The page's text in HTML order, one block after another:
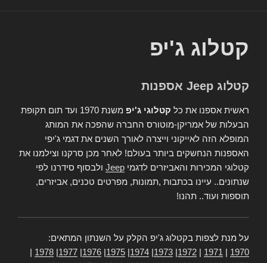
קטלוג ג'יפ
קטלוג Jeep אספנות
ראשית אספנו את כל קטלוגי ג'יפ
משנת 1970 ועד תום תקופת
הבעלות של אמריקן-מוטורס החברה שהפכה את המותג
המופלא הזה לאייקוני וייצרה לאורך השנים את דגמי ג'יפי
האספנות הנחשקים ביותר בעולם! לאחר מכן סרקנו וצילמנו את
קטלוגי המכירות והאביזרים לדגמי Jeep ולבסוף סידרנו לפי
שנתונים.. עיינו בכתבות ,תמונות, מפרטים טכנים, אביזרים,
תוספות ועוד.. תהנו!
על מנת לצפות בקטלוג ג'יפ הקלק על השנתון המתאים:
1970
1971
1972
1973
1974
1975
1976
1977
1978